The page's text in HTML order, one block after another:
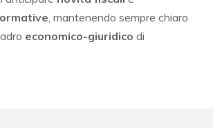
, mantenendo sempre chiaro
economico-giuridico di